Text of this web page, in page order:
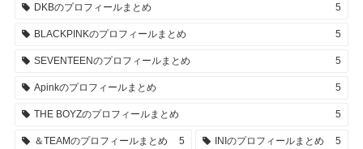
DKBのプロフィールまとめ 5
BLACKPINKのプロフィールまとめ 5
SEVENTEENのプロフィールまとめ 5
Apinkのプロフィールまとめ 5
THE BOYZのプロフィールまとめ 5
＆TEAMのプロフィールまとめ 5 INIのプロフィールまとめ 5